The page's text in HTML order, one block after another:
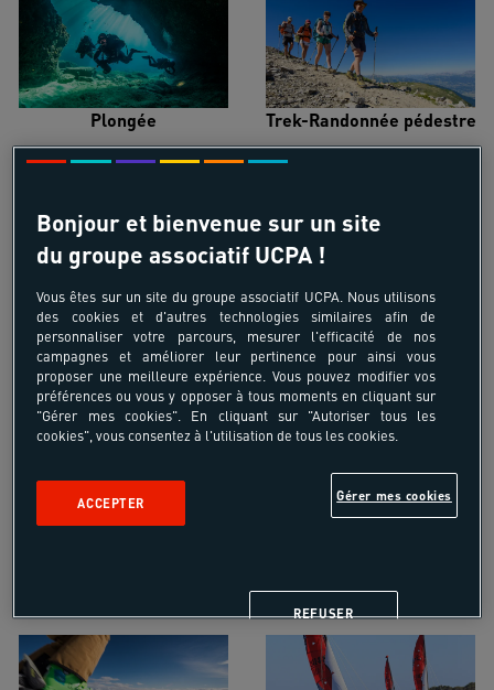
Plongée Trek-Randonnée pédestre
Croisière voilier Alpinisme
Snowboard
Bonjour et bienvenue sur un site
du groupe associatif UCPA !
Vous êtes sur un site du groupe associatif UCPA. Nous utilisons
des cookies et d'autres technologies similaires afin de
personnaliser votre parcours, mesurer l'efficacité de nos
campagnes et améliorer leur pertinence pour ainsi vous
proposer une meilleure expérience. Vous pouvez modifier vos
préférences ou vous y opposer à tous moments en cliquant sur
"Gérer mes cookies". En cliquant sur "Autoriser tous les
cookies", vous consentez à l'utilisation de tous les cookies.
Gérer mes cookies
REFUSER
ACCEPTER